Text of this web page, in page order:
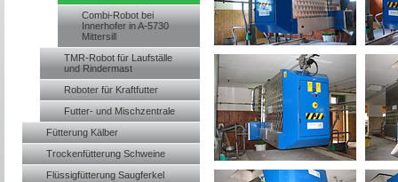
Combi-Robot bei
Innerhofer in A-5730
Mittersill
TMR-Robot für Laufställe
und Rindermast
Roboter für Kraftfutter
Futter- und Mischzentrale
Fütterung Kälber
Trockenfütterung Schweine
Flüssigfütterung Saugferkel